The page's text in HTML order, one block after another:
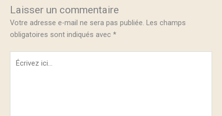
Laisser un commentaire
Votre adresse e-mail ne sera pas publiée. Les champs
obligatoires sont indiqués avec *
Écrivez
ici…